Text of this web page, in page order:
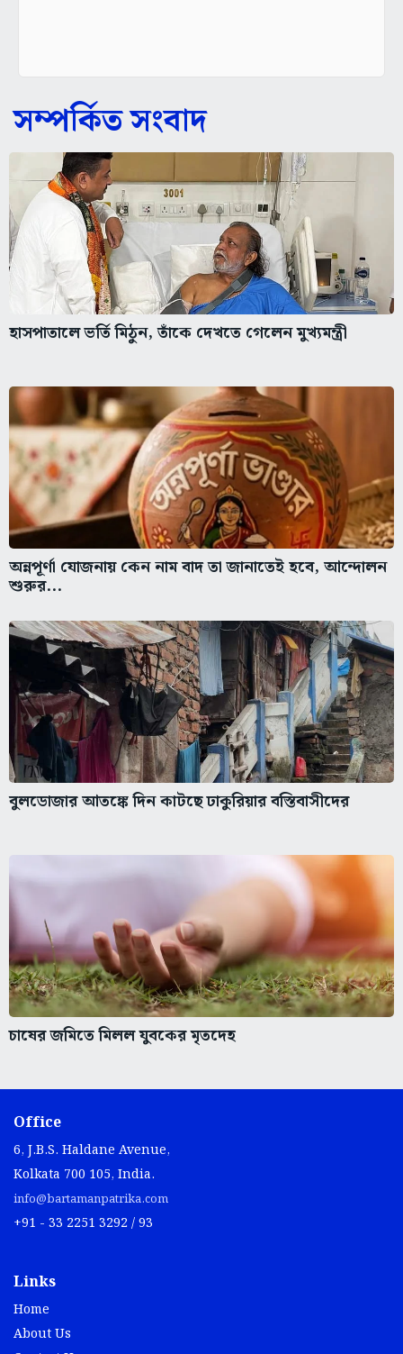
সম্পর্কিত সংবাদ
হাসপাতালে ভর্তি মিঠুন, তাঁকে দেখতে গেলেন মুখ্যমন্ত্রী
অন্নপূর্ণা যোজনায় কেন নাম বাদ তা জানাতেই হবে, আন্দোলন
শুরুর...
বুলডোজার আতঙ্কে দিন কাটছে ঢাকুরিয়ার বস্তিবাসীদের
চাষের জমিতে মিলল যুবকের মৃতদেহ
Office
6, J.B.S. Haldane Avenue,
Kolkata 700 105, India.
info@bartamanpatrika.com
+91 - 33 2251 3292 / 93
Links
Home
About Us